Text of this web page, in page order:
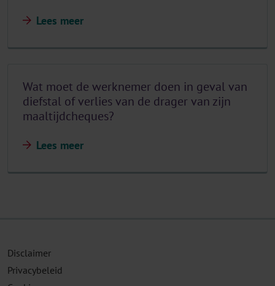
Lees meer
Wat moet de werknemer doen in geval van
diefstal of verlies van de drager van zijn
maaltijdcheques?
Lees meer
Disclaimer
Privacybeleid